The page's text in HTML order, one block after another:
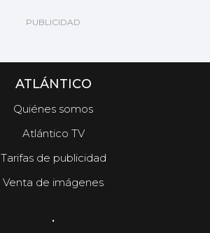
ATLÁNTICO
Quiénes somos
Atlántico TV
Tarifas de publicidad
Venta de imágenes
.